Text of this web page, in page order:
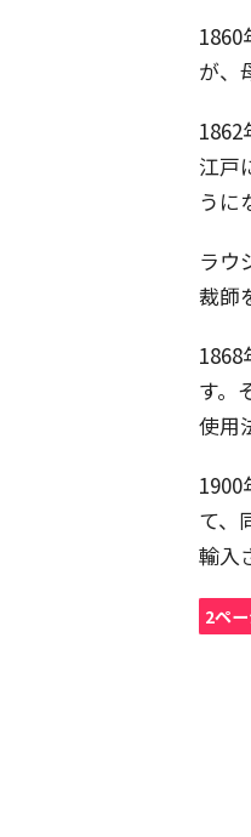
1860
が、
1862
江戸
うに
ラウ
裁師
す。
使用
て、
輸入
2ペ